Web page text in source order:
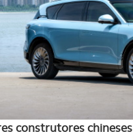
construtores chineses